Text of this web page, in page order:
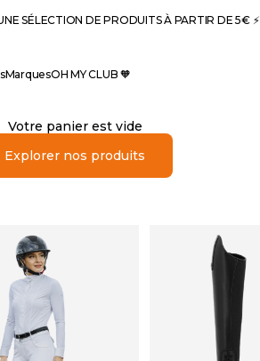
SÉLECTION DE PRODUITS À PARTIR DE 5€ ⚡️
MarquesOH MY CLUB 🧡
Votre panier est vide
Explorer nos produits